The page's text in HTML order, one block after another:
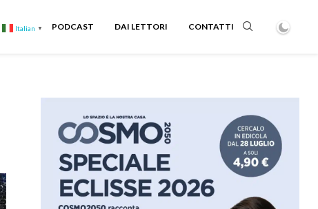
Italian ▼ PODCAST DAI LETTORI CONTATTI